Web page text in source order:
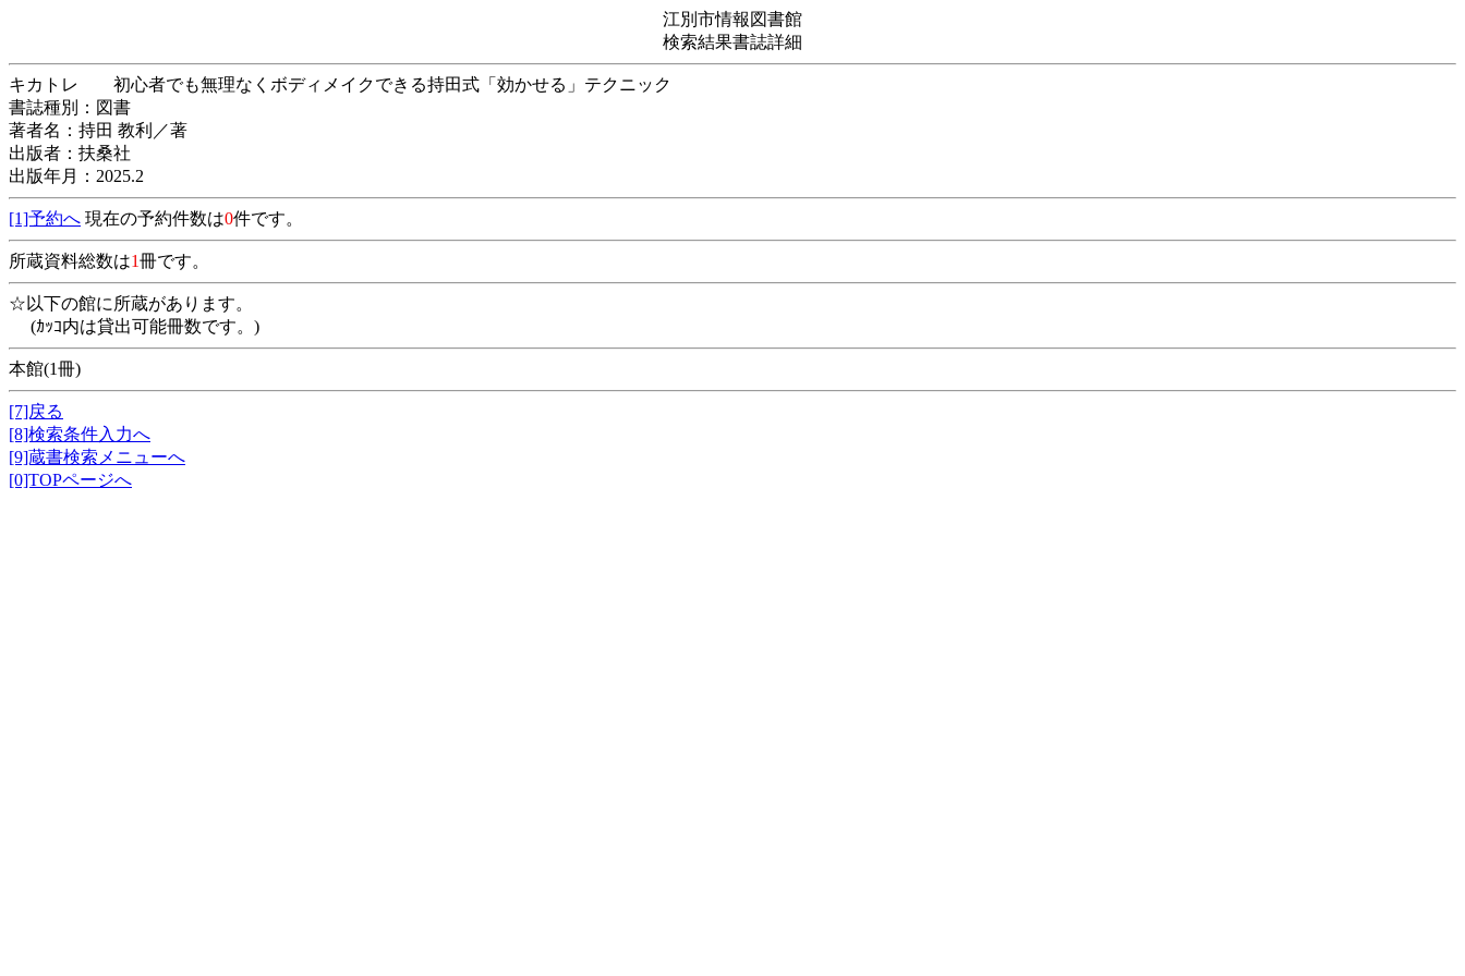
江別市情報図書館
検索結果書誌詳細
キカトレ 初心者でも無理なくボディメイクできる持田式「効かせる」テクニック
書誌種別：図書
著者名：持田 教利／著
出版者：扶桑社
出版年月：2025.2
[1]予約へ 現在の予約件数は0件です。
所蔵資料総数は1冊です。
☆以下の館に所蔵があります。
(ｶｯｺ内は貸出可能冊数です。)
本館(1冊)
[7]戻る
[8]検索条件入力へ
[9]蔵書検索メニューへ
[0]TOPページへ